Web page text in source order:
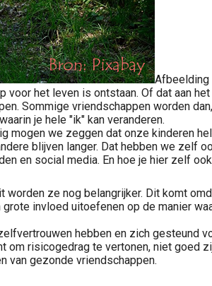
Afbeelding
het leven is ontstaan. Of dat aan
Sommige vriendschappen worden
je hele "ik" kan veranderen.
mogen we zeggen dat onze kinderen
blijven langer. Dat hebben we zelf
en social media. En hoe je hier zelf
ze nog belangrijker. Dit komt
invloed uitoefenen op de manier
hebben en zich gesteund
risicogedrag te vertonen, niet goed
van gezonde vriendschappen.